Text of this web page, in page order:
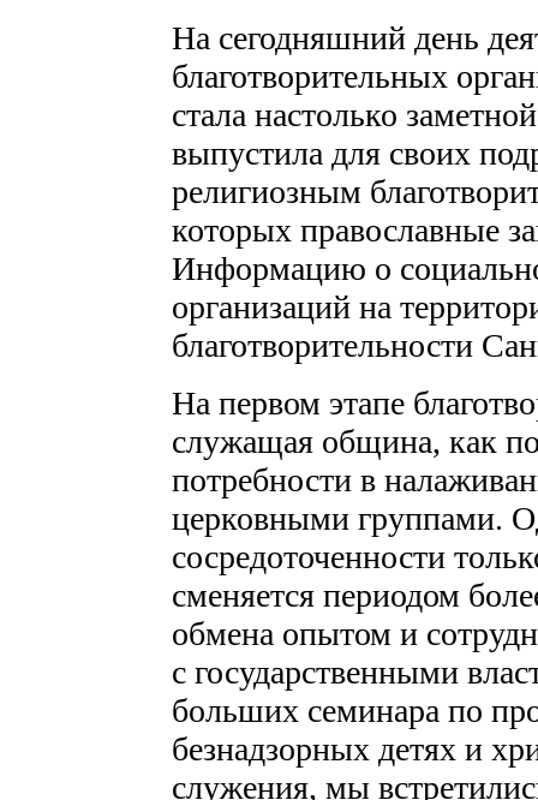
На сегодняшний день
благотворительных
стала настолько
выпустила для своих
религиозным
которых православные
Информацию о
организаций на
благотворительности
На первом этапе
служащая община, как
потребности в
церковными группами.
сосредоточенности
сменяется периодом
обмена опытом и
с государственными
больших семинара по
безнадзорных детях и
служения, мы